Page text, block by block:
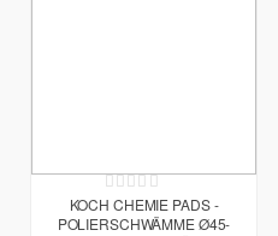
Rating:
0%
KOCH CHEMIE PADS -
POLIERSCHWÄMME Ø45-